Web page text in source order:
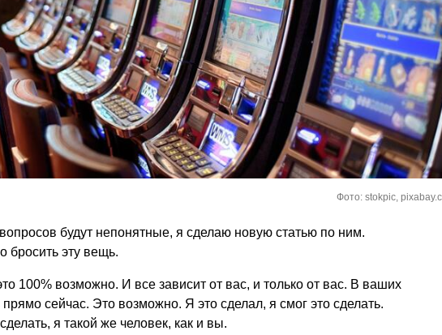
Фото: stokpic,
будут непонятные, я сделаю новую статью по ним.
бросить эту вещь.
100% возможно. И все зависит от вас, и только от вас. В ваших
прямо сейчас. Это возможно. Я это сделал, я смог это сделать.
я такой же человек, как и вы.